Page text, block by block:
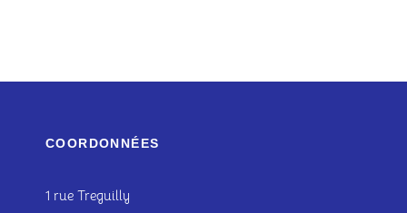
COORDONNÉES
1 rue Treguilly